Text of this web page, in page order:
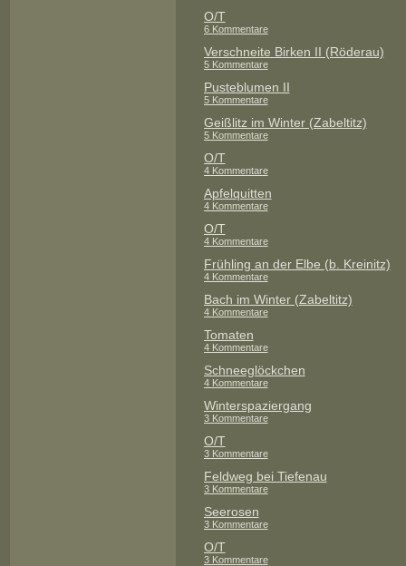
O/T
6 Kommentare
Verschneite Birken II (Röderau)
5 Kommentare
Pusteblumen II
5 Kommentare
Geißlitz im Winter (Zabeltitz)
5 Kommentare
O/T
4 Kommentare
Apfelquitten
4 Kommentare
O/T
4 Kommentare
Frühling an der Elbe (b. Kreinitz)
4 Kommentare
Bach im Winter (Zabeltitz)
4 Kommentare
Tomaten
4 Kommentare
Schneeglöckchen
4 Kommentare
Winterspaziergang
3 Kommentare
O/T
3 Kommentare
Feldweg bei Tiefenau
3 Kommentare
Seerosen
3 Kommentare
O/T
3 Kommentare